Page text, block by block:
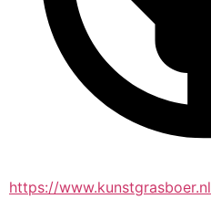
https://www.kunstgrasboer.nl